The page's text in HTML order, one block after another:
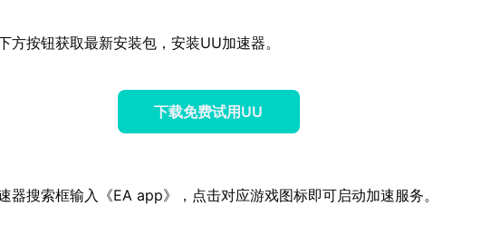
方按钮获取最新安装包，安装UU加速器。
下载免费试用UU
器搜索框输入《EA app》，点击对应游戏图标即可启动加速服务。